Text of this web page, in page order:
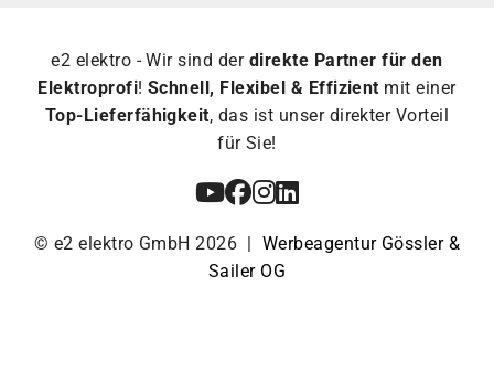
e2 elektro - Wir sind der direkte Partner für den
Elektroprofi! Schnell, Flexibel & Effizient mit einer
Top-Lieferfähigkeit, das ist unser direkter Vorteil
für Sie!
© e2 elektro GmbH 2026 | Werbeagentur Gössler &
Sailer OG